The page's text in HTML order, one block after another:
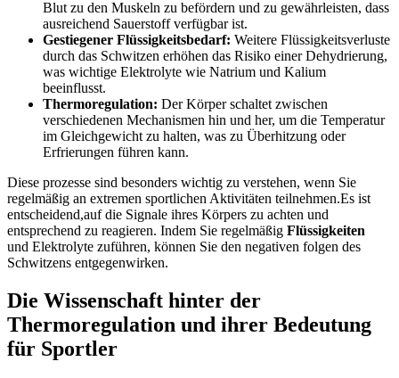
Blut zu den Muskeln zu befördern und zu ⁣gewährleisten, dass
ausreichend Sauerstoff verfügbar ist.
Gestiegener Flüssigkeitsbedarf: Weitere ‌Flüssigkeitsverluste
durch das Schwitzen erhöhen das Risiko einer Dehydrierung,​
was ⁤wichtige Elektrolyte‌ wie ⁣Natrium und Kalium
beeinflusst.
Thermoregulation: Der Körper schaltet ​zwischen⁤
verschiedenen Mechanismen hin und​ her, ​um die Temperatur
im Gleichgewicht zu halten, was ‍zu Überhitzung oder
Erfrierungen führen kann.
Diese​ prozesse sind besonders wichtig zu verstehen, wenn Sie
regelmäßig an extremen sportlichen Aktivitäten ⁣teilnehmen.Es ist
entscheidend,auf​ die Signale ihres Körpers zu achten und
entsprechend⁣ zu reagieren. Indem⁢ Sie regelmäßig Flüssigkeiten
und Elektrolyte zuführen, können Sie den negativen ⁣folgen des
Schwitzens ⁢entgegenwirken.
Die Wissenschaft hinter‌ der
Thermoregulation und ihrer Bedeutung
für Sportler